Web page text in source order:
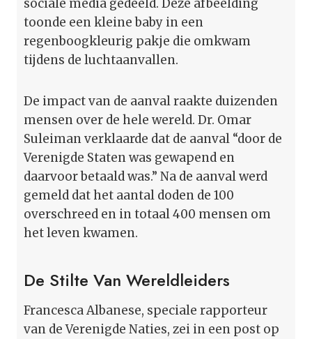
sociale media gedeeld. Deze afbeelding
toonde een kleine baby in een
regenboogkleurig pakje die omkwam
tijdens de luchtaanvallen.
De impact van de aanval raakte duizenden
mensen over de hele wereld. Dr. Omar
Suleiman verklaarde dat de aanval “door de
Verenigde Staten was gewapend en
daarvoor betaald was.” Na de aanval werd
gemeld dat het aantal doden de 100
overschreed en in totaal 400 mensen om
het leven kwamen.
De Stilte Van Wereldleiders
Francesca Albanese, speciale rapporteur
van de Verenigde Naties, zei in een post op